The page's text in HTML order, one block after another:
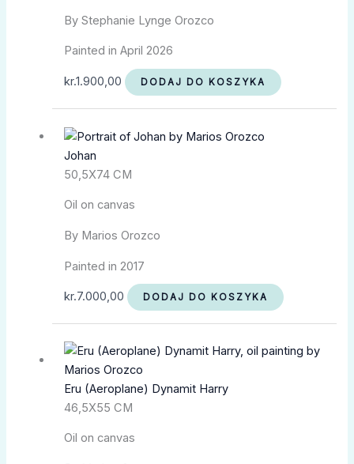
By Stephanie Lynge Orozco
Painted in April 2026
kr.1.900,00 DODAJ DO KOSZYKA
Johan
50,5X74 CM
Oil on canvas
By Marios Orozco
Painted in 2017
kr.7.000,00 DODAJ DO KOSZYKA
Eru (Aeroplane) Dynamit Harry
46,5X55 CM
Oil on canvas